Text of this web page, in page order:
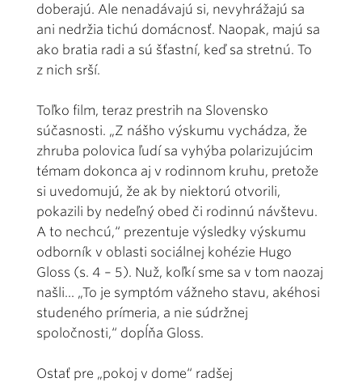
doberajú. Ale nenadávajú si, nevyhrážajú sa
ani nedržia tichú domácnosť. Naopak, majú sa
ako bratia radi a sú šťastní, keď sa stretnú. To
z nich srší.
Toľko film, teraz prestrih na Slovensko
súčasnosti. „Z nášho výskumu vychádza, že
zhruba polovica ľudí sa vyhýba polarizujúcim
témam dokonca aj v rodinnom kruhu, pretože
si uvedomujú, že ak by niektorú otvorili,
pokazili by nedeľný obed či rodinnú návštevu.
A to nechcú,“ prezentuje výsledky výskumu
odborník v oblasti sociálnej kohézie Hugo
Gloss (s. 4 – 5). Nuž, koľkí sme sa v tom naozaj
našli... „To je symptóm vážneho stavu, akéhosi
studeného prímeria, a nie súdržnej
spoločnosti,“ dopĺňa Gloss.
Ostať pre „pokoj v dome“ radšej